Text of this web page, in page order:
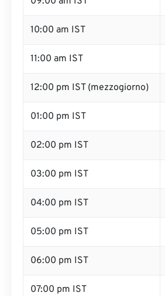
10:00 am IST
11:00 am IST
12:00 pm IST (mezzogiorno)
01:00 pm IST
02:00 pm IST
03:00 pm IST
04:00 pm IST
05:00 pm IST
06:00 pm IST
07:00 pm IST